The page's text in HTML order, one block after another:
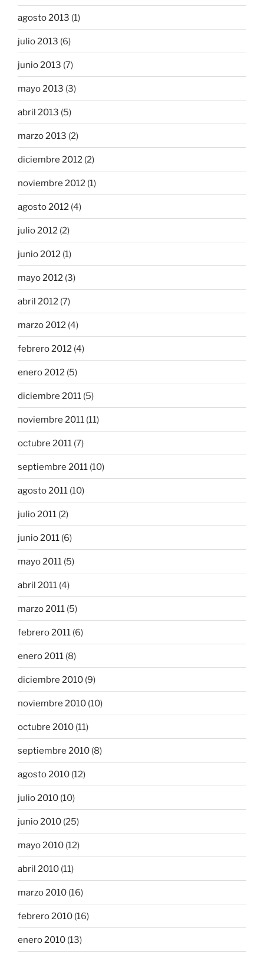
agosto 2013 (1)
julio 2013 (6)
junio 2013 (7)
mayo 2013 (3)
abril 2013 (5)
marzo 2013 (2)
diciembre 2012 (2)
noviembre 2012 (1)
agosto 2012 (4)
julio 2012 (2)
junio 2012 (1)
mayo 2012 (3)
abril 2012 (7)
marzo 2012 (4)
febrero 2012 (4)
enero 2012 (5)
diciembre 2011 (5)
noviembre 2011 (11)
octubre 2011 (7)
septiembre 2011 (10)
agosto 2011 (10)
julio 2011 (2)
junio 2011 (6)
mayo 2011 (5)
abril 2011 (4)
marzo 2011 (5)
febrero 2011 (6)
enero 2011 (8)
diciembre 2010 (9)
noviembre 2010 (10)
octubre 2010 (11)
septiembre 2010 (8)
agosto 2010 (12)
julio 2010 (10)
junio 2010 (25)
mayo 2010 (12)
abril 2010 (11)
marzo 2010 (16)
febrero 2010 (16)
enero 2010 (13)